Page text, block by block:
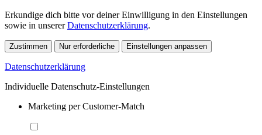
Erkundige dich bitte vor deiner Einwilligung in den Einstellungen
sowie in unsererDatenschutzerklärung.
Zustimmen Nur erforderliche Einstellungen anpassen
Datenschutzerklärung
Individuelle Datenschutz-Einstellungen
Marketing per Customer-Match